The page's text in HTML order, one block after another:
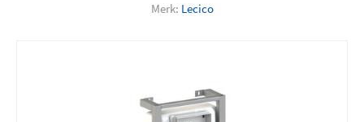
Merk: Lecico